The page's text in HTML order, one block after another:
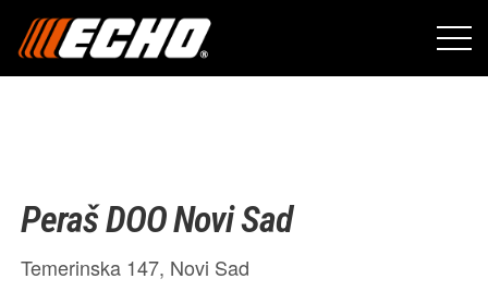
Peraš DOO Novi Sad
Temerinska 147, Novi Sad